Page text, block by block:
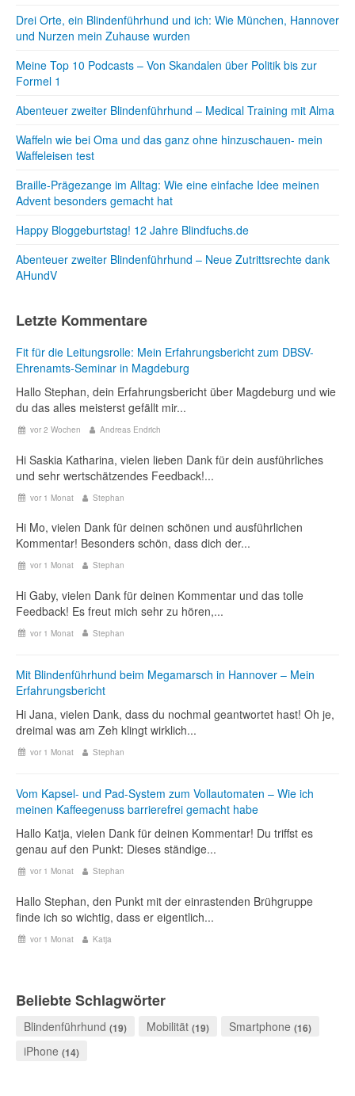
Drei Orte, ein Blindenführhund und ich: Wie München, Hannover
und Nurzen mein Zuhause wurden
Meine Top 10 Podcasts – Von Skandalen über Politik bis zur
Formel 1
Abenteuer zweiter Blindenführhund – Medical Training mit Alma
Waffeln wie bei Oma und das ganz ohne hinzuschauen- mein
Waffeleisen test
Braille-Prägezange im Alltag: Wie eine einfache Idee meinen
Advent besonders gemacht hat
Happy Bloggeburtstag! 12 Jahre Blindfuchs.de
Abenteuer zweiter Blindenführhund – Neue Zutrittsrechte dank
AHundV
Letzte Kommentare
Fit für die Leitungsrolle: Mein Erfahrungsbericht zum DBSV-
Ehrenamts-Seminar in Magdeburg
Hallo Stephan, dein Erfahrungsbericht über Magdeburg und wie
du das alles meisterst gefällt mir...
vor 2 Wochen Andreas Endrich
Hi Saskia Katharina, vielen lieben Dank für dein ausführliches
und sehr wertschätzendes Feedback!...
vor 1 Monat Stephan
Hi Mo, vielen Dank für deinen schönen und ausführlichen
Kommentar! Besonders schön, dass dich der...
vor 1 Monat Stephan
Hi Gaby, vielen Dank für deinen Kommentar und das tolle
Feedback! Es freut mich sehr zu hören,...
vor 1 Monat Stephan
Mit Blindenführhund beim Megamarsch in Hannover – Mein
Erfahrungsbericht
Hi Jana, vielen Dank, dass du nochmal geantwortet hast! Oh je,
dreimal was am Zeh klingt wirklich...
vor 1 Monat Stephan
Vom Kapsel- und Pad-System zum Vollautomaten – Wie ich
meinen Kaffeegenuss barrierefrei gemacht habe
Hallo Katja, vielen Dank für deinen Kommentar! Du triffst es
genau auf den Punkt: Dieses ständige...
vor 1 Monat Stephan
Hallo Stephan, den Punkt mit der einrastenden Brühgruppe
finde ich so wichtig, dass er eigentlich...
vor 1 Monat Katja
Beliebte Schlagwörter
Blindenführhund (19) Mobilität (19) Smartphone (16)
iPhone (14)